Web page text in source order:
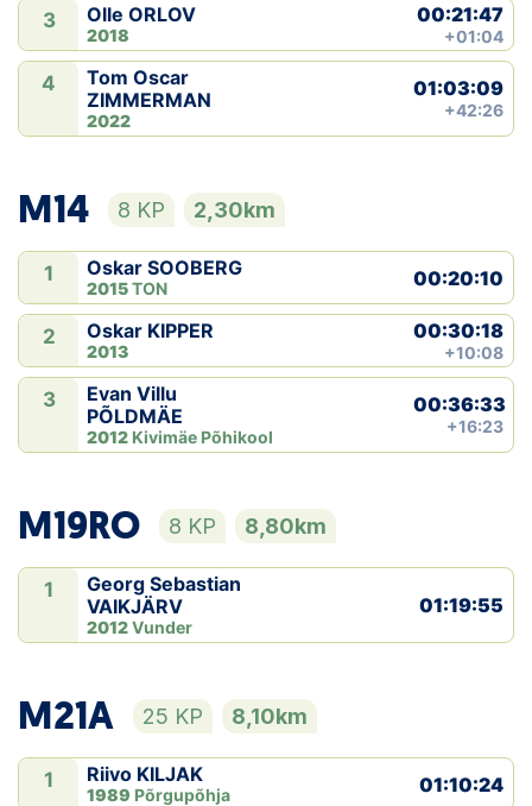
3 Olle ORLOV
2018
00:21:47
+01:04
4
Tom Oscar
ZIMMERMAN
2022
01:03:09
+42:26
M14 8 KP 2,30km
1 Oskar SOOBERG
2015TON 00:20:10
2 Oskar KIPPER
2013
00:30:18
+10:08
3
Evan Villu
PÕLDMÄE
2012 Kivimäe Põhikool
00:36:33
+16:23
M19RO 8 KP 8,80km
1
Georg Sebastian
VAIKJÄRV
2012Vunder
01:19:55
M21A 25 KP 8,10km
1 Riivo KILJAK
1989 Põrgupõhja 01:10:24